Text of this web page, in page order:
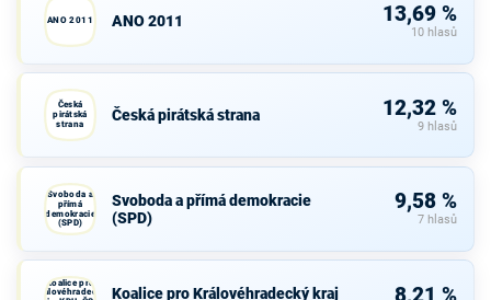
ANO 2011 ANO 2011 13,69 %
10 hlasů
Česká
pirátská
strana
Česká pirátská strana 12,32 %
9 hlasů
Svoboda a
přímá
demokracie
(SPD)
Svoboda a přímá demokracie
(SPD)
9,58 %
7 hlasů
Koalice pro
Královéhradecký
Koalice pro Královéhradecký kraj